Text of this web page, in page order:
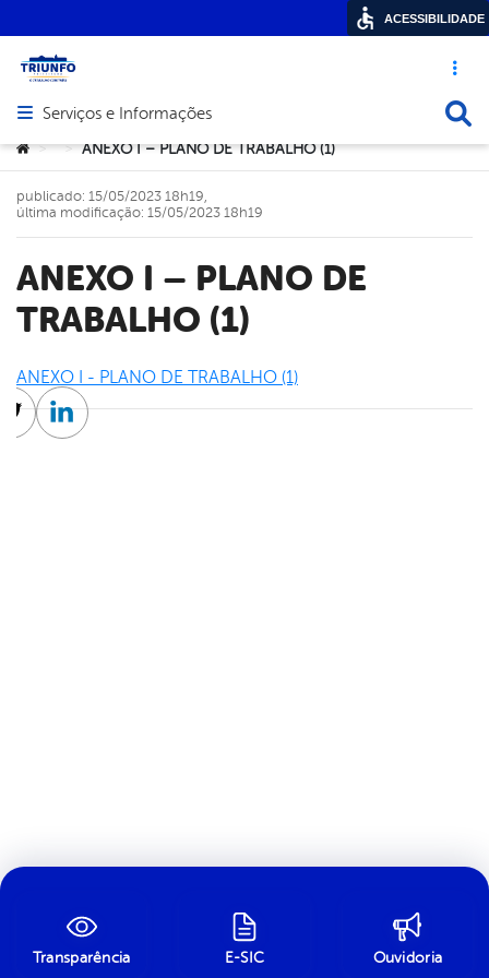
Acesso
Abrir menu principal de navegação
Serviços e Informações
Você está aqui:
> > ANEXO I – PLANO DE TRABALHO (1)
ANEXO I – PLANO DE
TRABALHO (1)
publicado: 15/05/2023 18h19,
última modificação: 15/05/2023 18h19
ANEXO I - PLANO DE TRABALHO (1)
TwitterLinkedin
Transparência E-SIC Ouvidoria
ACESSIBILIDADE